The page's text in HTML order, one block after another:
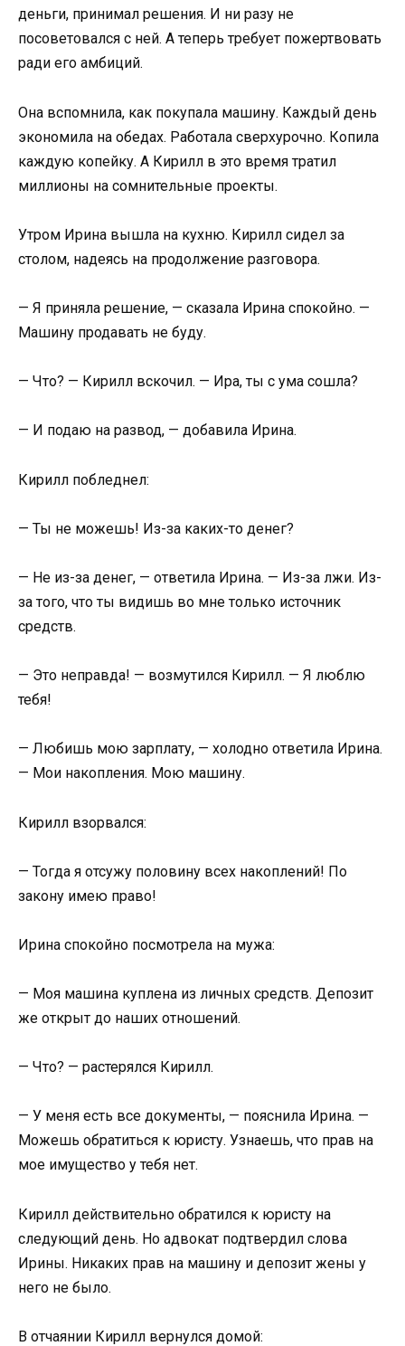
деньги, принимал решения. И ни разу не
посоветовался с ней. А теперь требует пожертвовать
ради его амбиций.
Она вспомнила, как покупала машину. Каждый день
экономила на обедах. Работала сверхурочно. Копила
каждую копейку. А Кирилл в это время тратил
миллионы на сомнительные проекты.
Утром Ирина вышла на кухню. Кирилл сидел за
столом, надеясь на продолжение разговора.
— Я приняла решение, — сказала Ирина спокойно. —
Машину продавать не буду.
— Что? — Кирилл вскочил. — Ира, ты с ума сошла?
— И подаю на развод, — добавила Ирина.
Кирилл побледнел:
— Ты не можешь! Из-за каких-то денег?
— Не из-за денег, — ответила Ирина. — Из-за лжи. Из-
за того, что ты видишь во мне только источник
средств.
— Это неправда! — возмутился Кирилл. — Я люблю
тебя!
— Любишь мою зарплату, — холодно ответила Ирина.
— Мои накопления. Мою машину.
Кирилл взорвался:
— Тогда я отсужу половину всех накоплений! По
закону имею право!
Ирина спокойно посмотрела на мужа:
— Моя машина куплена из личных средств. Депозит
же открыт до наших отношений.
— Что? — растерялся Кирилл.
— У меня есть все документы, — пояснила Ирина. —
Можешь обратиться к юристу. Узнаешь, что прав на
мое имущество у тебя нет.
Кирилл действительно обратился к юристу на
следующий день. Но адвокат подтвердил слова
Ирины. Никаких прав на машину и депозит жены у
него не было.
В отчаянии Кирилл вернулся домой: